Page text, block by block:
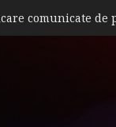
comunicate de